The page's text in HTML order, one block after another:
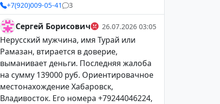
+7(920)009-05-41 3
Сергей Борисович 26.07.2026 03:05
Нерусский мужчина, имя Турай или
Рамазан, втирается в доверие,
выманивает деньги. Последняя жалоба
на сумму 139000 руб. Ориентировачное
местонахождение Хабаровск,
Владивосток. Его номера +79244046224,